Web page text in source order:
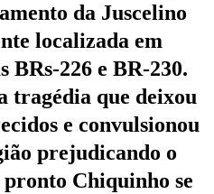
da Juscelino
localizada em
BRs-226 e BR-230.
tragédia que deixou
e convulsionou
prejudicando o
Chiquinho se